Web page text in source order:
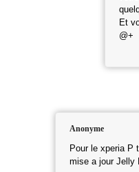
Et
@+
Anonyme
Pour le xperia P
mise a jour Jelly